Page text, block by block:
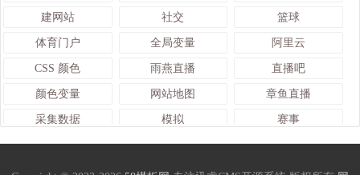
建网站 社交 篮球
体育门户 全局变量 阿里云
CSS 颜色 雨燕直播 直播吧
颜色变量 网站地图 章鱼直播
采集数据 模拟 赛事
前端研发 系统 宝塔面板
TAG标签 管理 迅睿cms